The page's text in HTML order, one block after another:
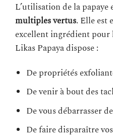
L’utilisation de la
multiples vertus. Elle est
excellent ingrédient pour
Likas Papaya dispose :
De propriétés
De venir à bout des
De vous débarrasser
De faire disparaître